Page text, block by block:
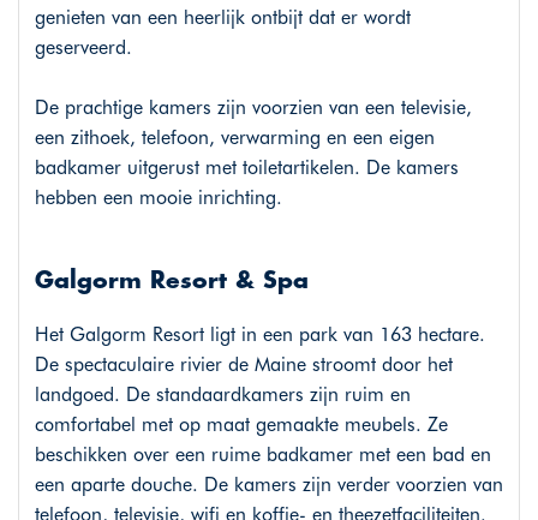
genieten van een heerlijk ontbijt dat er wordt
geserveerd.
De prachtige kamers zijn voorzien van een televisie,
een zithoek, telefoon, verwarming en een eigen
badkamer uitgerust met toiletartikelen. De kamers
hebben een mooie inrichting.
Galgorm Resort & Spa
Het Galgorm Resort ligt in een park van 163 hectare.
De spectaculaire rivier de Maine stroomt door het
landgoed. De standaardkamers zijn ruim en
comfortabel met op maat gemaakte meubels. Ze
beschikken over een ruime badkamer met een bad en
een aparte douche. De kamers zijn verder voorzien van
telefoon, televisie, wifi en koffie- en theezetfaciliteiten.